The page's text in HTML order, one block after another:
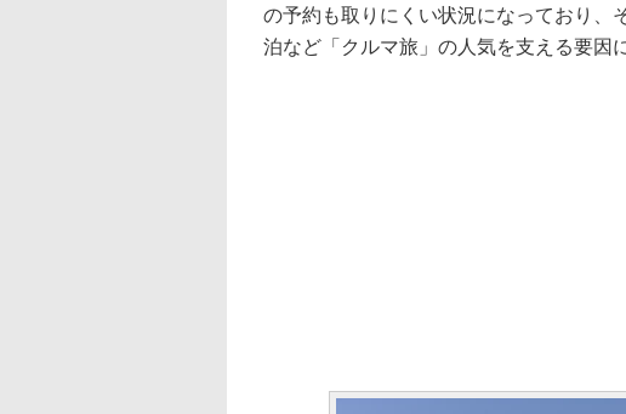
の予約も取りにくい状況になっており、
泊など「クルマ旅」の人気を支える要因